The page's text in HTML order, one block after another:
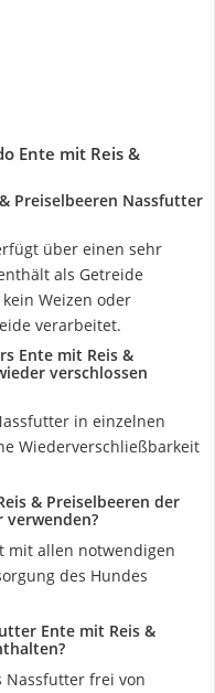
Ente mit Reis &
Preiselbeeren Nassfutter
über einen sehr
als Getreide
Weizen oder
verarbeitet.
Ente mit Reis &
verschlossen
in einzelnen
Wiederverschließbarkeit
& Preiselbeeren der
verwenden?
mit allen notwendigen
des Hundes
Ente mit Reis &
Nassfutter frei von